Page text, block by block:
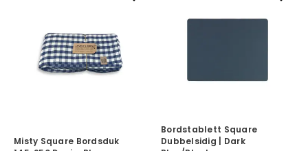
Misty Square Bordsduk
Bordstablett Square
Dubbelsidig | Dark